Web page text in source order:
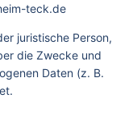
teck.de
juristische Person,
die Zwecke und
Daten (z. B.